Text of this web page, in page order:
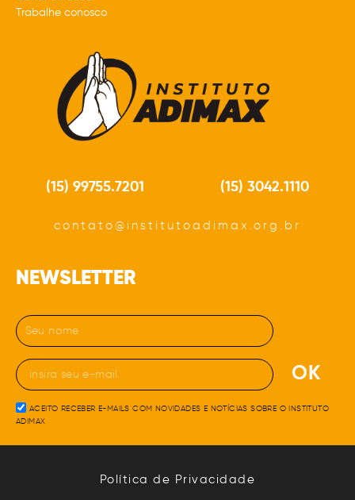
Trabalhe conosco
(15) 99755.7201 (15) 3042.1110
contato@institutoadimax.org.br
NEWSLETTER
ACEITO RECEBER E-MAILS COM NOVIDADES E NOTÍCIAS SOBRE O INSTITUTO
ADIMAX
OK
Política de Privacidade